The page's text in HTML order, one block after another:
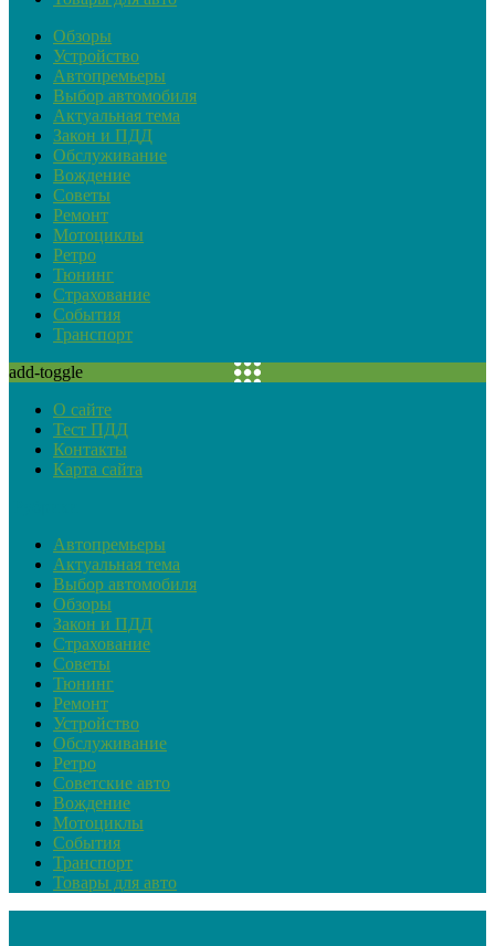
Обзоры
Устройство
Автопремьеры
Выбор автомобиля
Актуальная тема
Закон и ПДД
Обслуживание
Вождение
Советы
Ремонт
Мотоциклы
Ретро
Тюнинг
Страхование
События
Транспорт
add-toggle
О сайте
Тест ПДД
Контакты
Карта сайта
Автопремьеры
Актуальная тема
Выбор автомобиля
Обзоры
Закон и ПДД
Страхование
Советы
Тюнинг
Ремонт
Устройство
Обслуживание
Ретро
Советские авто
Вождение
Мотоциклы
События
Транспорт
Товары для авто